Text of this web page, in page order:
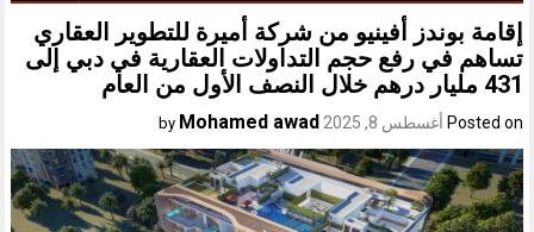
إقامة بوندز أفينيو من شركة أميرة للتطوير العقاري
تساهم في رفع حجم التداولات العقارية في دبي إلى
431 مليار درهم خلال النصف الأول من العام
Posted on أغسطس 8, 2025 Mohamed awad